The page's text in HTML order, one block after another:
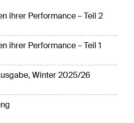
ihrer Performance – Teil 2
ihrer Performance – Teil 1
Winter 2025/26